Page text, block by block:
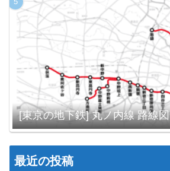
[東京の地下鉄] 丸ノ内線 路線図
最近の投稿